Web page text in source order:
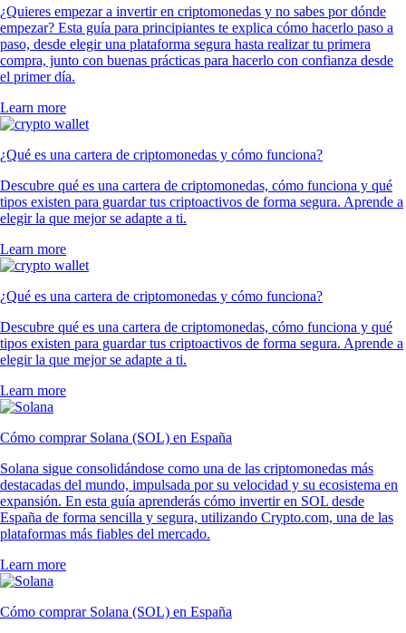
¿Quieres empezar a invertir en criptomonedas y no sabes por dónde
empezar? Esta guía para principiantes te explica cómo hacerlo paso a
paso, desde elegir una plataforma segura hasta realizar tu primera
compra, junto con buenas prácticas para hacerlo con confianza desde
el primer día.
Learn more
¿Qué es una cartera de criptomonedas y cómo funciona?
Descubre qué es una cartera de criptomonedas, cómo funciona y qué
tipos existen para guardar tus criptoactivos de forma segura. Aprende a
elegir la que mejor se adapte a ti.
Learn more
¿Qué es una cartera de criptomonedas y cómo funciona?
Descubre qué es una cartera de criptomonedas, cómo funciona y qué
tipos existen para guardar tus criptoactivos de forma segura. Aprende a
elegir la que mejor se adapte a ti.
Learn more
Cómo comprar Solana (SOL) en España
Solana sigue consolidándose como una de las criptomonedas más
destacadas del mundo, impulsada por su velocidad y su ecosistema en
expansión. En esta guía aprenderás cómo invertir en SOL desde
España de forma sencilla y segura, utilizando Crypto.com, una de las
plataformas más fiables del mercado.
Learn more
Cómo comprar Solana (SOL) en España